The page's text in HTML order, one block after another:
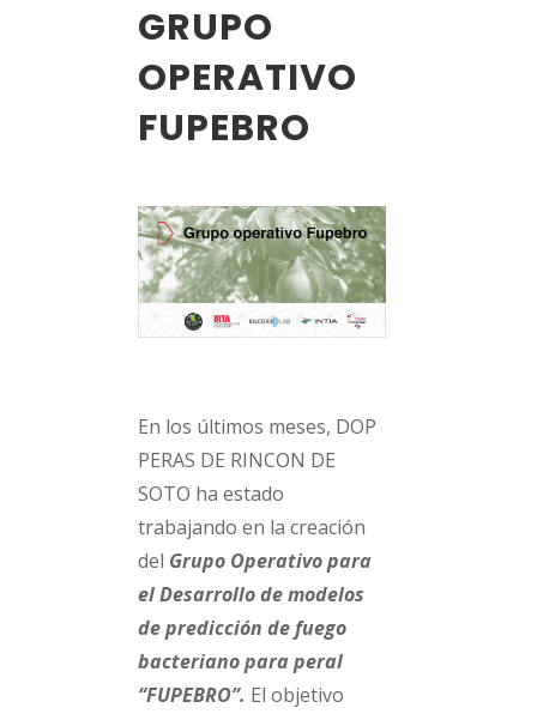
GRUPO
OPERATIVO
FUPEBRO
En los últimos meses, DOP
PERAS DE RINCON DE
SOTO ha estado
trabajando en la creación
del Grupo Operativo para
el Desarrollo de modelos
de predicción de fuego
bacteriano para peral
“FUPEBRO”. El objetivo